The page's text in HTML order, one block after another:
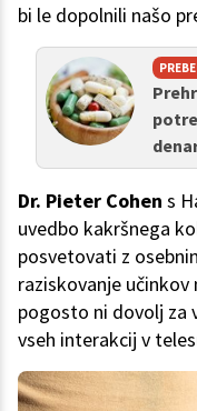
bi le dopolnili našo
Dr. Pieter Cohen s
uvedbo kakršnega
posvetovati z
raziskovanje učinkov
pogosto ni dovolj za
vseh interakcij v